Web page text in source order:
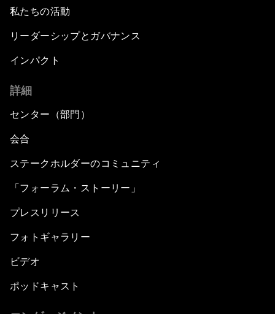
私たちの活動
リーダーシップとガバナンス
インパクト
詳細
センター（部門）
会合
ステークホルダーのコミュニティ
「フォーラム・ストーリー」
プレスリリース
フォトギャラリー
ビデオ
ポッドキャスト